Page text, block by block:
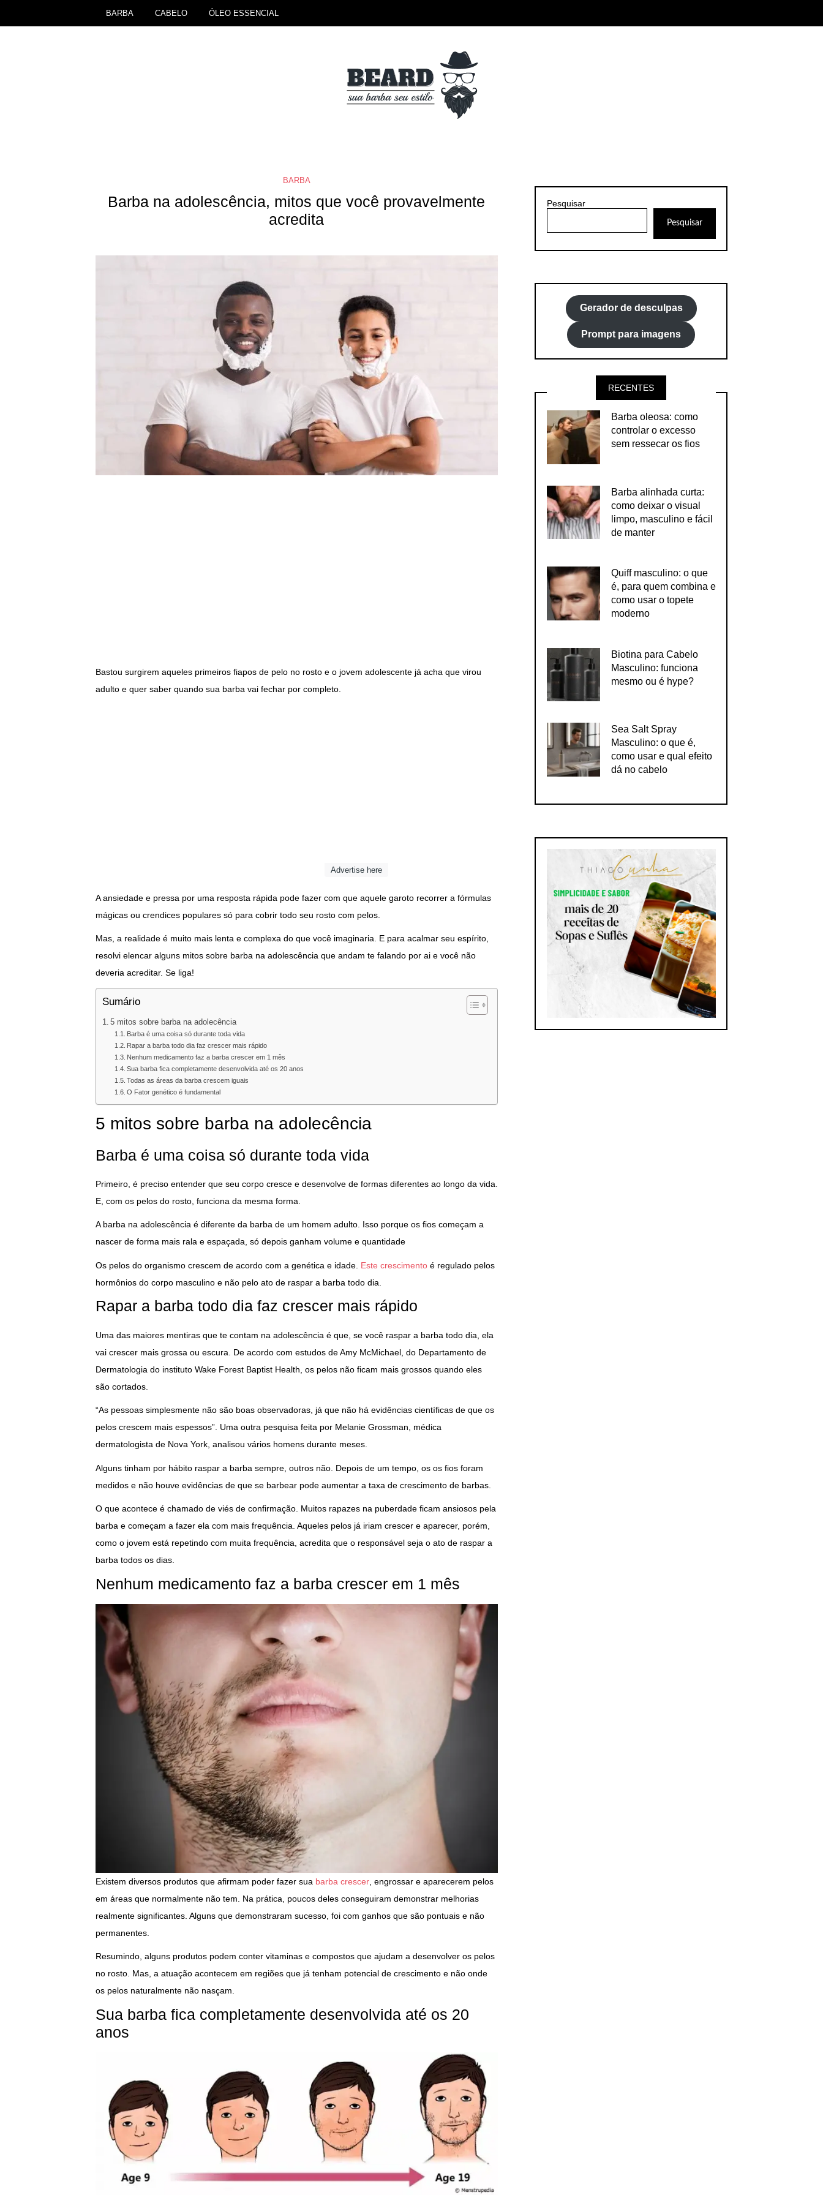
BARBA CABELO ÓLEO ESSENCIAL
BARBA
Barba na adolescência, mitos que você provavelmente
acredita
Bastou surgirem aqueles primeiros fiapos de pelo no rosto e o jovem adolescente já acha que virou
adulto e quer saber quando sua barba vai fechar por completo.
Advertise here
A ansiedade e pressa por uma resposta rápida pode fazer com que aquele garoto recorrer a fórmulas
mágicas ou crendices populares só para cobrir todo seu rosto com pelos.
Mas, a realidade é muito mais lenta e complexa do que você imaginaria. E para acalmar seu espírito,
resolvi elencar alguns mitos sobre barba na adolescência que andam te falando por ai e você não
deveria acreditar. Se liga!
Sumário
5 mitos sobre barba na adolecência
Barba é uma coisa só durante toda vida
Rapar a barba todo dia faz crescer mais rápido
Nenhum medicamento faz a barba crescer em 1 mês
Sua barba fica completamente desenvolvida até os 20 anos
Todas as áreas da barba crescem iguais
O Fator genético é fundamental
5 mitos sobre barba na adolecência
Barba é uma coisa só durante toda vida
Primeiro, é preciso entender que seu corpo cresce e desenvolve de formas diferentes ao longo da vida.
E, com os pelos do rosto, funciona da mesma forma.
A barba na adolescência é diferente da barba de um homem adulto. Isso porque os fios começam a
nascer de forma mais rala e espaçada, só depois ganham volume e quantidade
Os pelos do organismo crescem de acordo com a genética e idade. Este crescimentoé regulado pelos
hormônios do corpo masculino e não pelo ato de raspar a barba todo dia.
Rapar a barba todo dia faz crescer mais rápido
Uma das maiores mentiras que te contam na adolescência é que, se você raspar a barba todo dia, ela
vai crescer mais grossa ou escura. De acordo com estudos de Amy McMichael, do Departamento de
Dermatologia do instituto Wake Forest Baptist Health, os pelos não ficam mais grossos quando eles
são cortados.
“As pessoas simplesmente não são boas observadoras, já que não há evidências científicas de que os
pelos crescem mais espessos”. Uma outra pesquisa feita por Melanie Grossman, médica
dermatologista de Nova York, analisou vários homens durante meses.
Alguns tinham por hábito raspar a barba sempre, outros não. Depois de um tempo, os os fios foram
medidos e não houve evidências de que se barbear pode aumentar a taxa de crescimento de barbas.
O que acontece é chamado de viés de confirmação. Muitos rapazes na puberdade ficam ansiosos pela
barba e começam a fazer ela com mais frequência. Aqueles pelos já iriam crescer e aparecer, porém,
como o jovem está repetindo com muita frequência, acredita que o responsável seja o ato de raspar a
barba todos os dias.
Nenhum medicamento faz a barba crescer em 1 mês
Existem diversos produtos que afirmam poder fazer sua barba crescer, engrossar e aparecerem pelos
em áreas que normalmente não tem. Na prática, poucos deles conseguiram demonstrar melhorias
realmente significantes. Alguns que demonstraram sucesso, foi com ganhos que são pontuais e não
permanentes.
Resumindo, alguns produtos podem conter vitaminas e compostos que ajudam a desenvolver os pelos
no rosto. Mas, a atuação acontecem em regiões que já tenham potencial de crescimento e não onde
os pelos naturalmente não nasçam.
Sua barba fica completamente desenvolvida até os 20
anos
Pesquisar
Pesquisar
Gerador de desculpas
Prompt para imagens
RECENTES
Barba oleosa: como
controlar o excesso
sem ressecar os fios
Barba alinhada curta:
como deixar o visual
limpo, masculino e fácil
de manter
Quiff masculino: o que
é, para quem combina e
como usar o topete
moderno
Biotina para Cabelo
Masculino: funciona
mesmo ou é hype?
Sea Salt Spray
Masculino: o que é,
como usar e qual efeito
dá no cabelo